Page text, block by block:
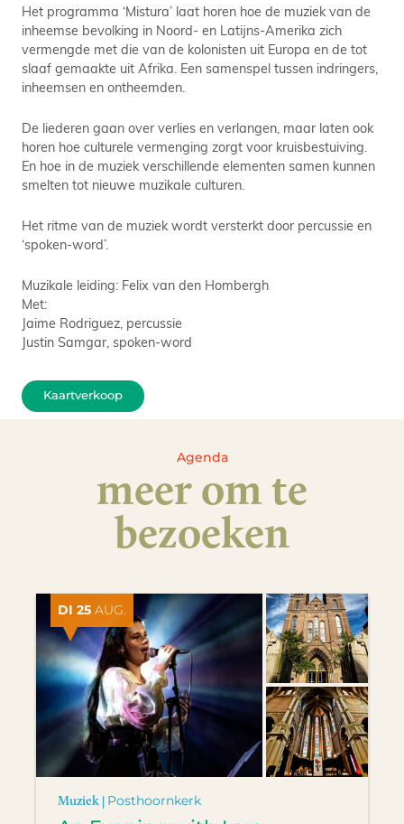
Het programma ‘Mistura’ laat horen hoe de muziek van de
inheemse bevolking in Noord- en Latijns-Amerika zich
vermengde met die van de kolonisten uit Europa en de tot
slaaf gemaakte uit Afrika. Een samenspel tussen indringers,
inheemsen en ontheemden.
De liederen gaan over verlies en verlangen, maar laten ook
horen hoe culturele vermenging zorgt voor kruisbestuiving.
En hoe in de muziek verschillende elementen samen kunnen
smelten tot nieuwe muzikale culturen.
Het ritme van de muziek wordt versterkt door percussie en
‘spoken-word’.
Muzikale leiding: Felix van den Hombergh
Met:
Jaime Rodriguez, percussie
Justin Samgar, spoken-word
Kaartverkoop
Agenda
meer om te
bezoeken
DI 25 AUG.
Muziek | Posthoornkerk